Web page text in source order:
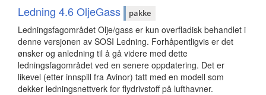
Ledning 4.6 OljeGass pakke
Ledningsfagområdet Olje/gass er kun overfladisk behandlet i
denne versjonen av SOSI Ledning. Forhåpentligvis er det
ønsker og anledning til å gå videre med dette
ledningsfagområdet ved en senere oppdatering. Det er
likevel (etter innspill fra Avinor) tatt med en modell som
dekker ledningsnettverk for flydrivstoff på lufthavner.